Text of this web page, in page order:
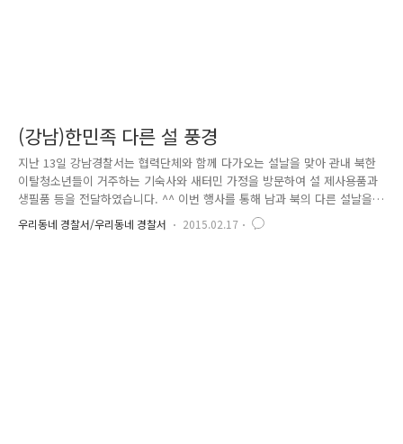
(강남)한민족 다른 설 풍경
지난 13일 강남경찰서는 협력단체와 함께 다가오는 설날을 맞아 관내 북한
이탈청소년들이 거주하는 기숙사와 새터민 가정을 방문하여 설 제사용품과
생필품 등을 전달하였습니다. ^^ 이번 행사를 통해 남과 북의 다른 설날을
풍경을 알 수 있었는데요. 탈북청소년 김 모 양(21, 고등학교 과정)은 “북
한에서는 형편이 넉넉지 않아 ‘명절’이 남한처럼 풍족하진 않고, 오히려 김
우리동네 경찰서/우리동네 경찰서 2015.02.17